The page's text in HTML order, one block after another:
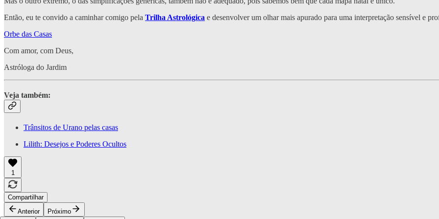
Então, eu te convido a caminhar comigo pela Trilha Astrológica e desenvolver um olhar mais apurado para uma interpretação sensível e
Orbe das Casas
Com amor, com Deus,
Astróloga do Jardim
Veja também:
Trânsitos de Urano pelas casas
Lilith: Desejos e Poderes Ocultos
1
Compartilhar
Anterior
Próximo